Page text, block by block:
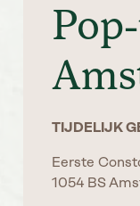
TIJDELIJK
Eerste
1054 BS